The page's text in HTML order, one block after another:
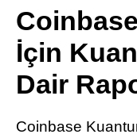
İçin
Dair
Coinbase